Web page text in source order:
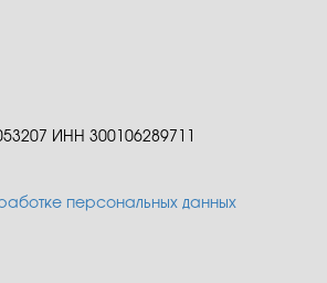
ИНН 300106289711
персональных данных